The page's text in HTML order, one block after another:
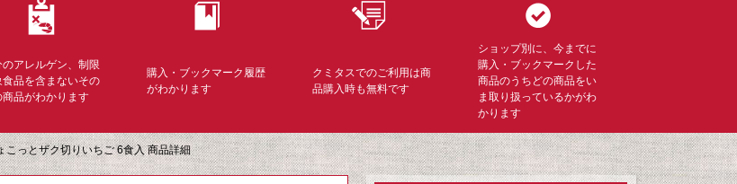
のアレルゲン、制限
食品を含まないその
商品がわかります
購入・ブックマーク履歴
がわかります
クミタスでのご利用は商
品購入時も無料です
ショップ別に、今までに
購入・ブックマークした
商品のうちどの商品をい
ま取り扱っているかがわ
かります
こっとザク切りいちご 6食入 商品詳細